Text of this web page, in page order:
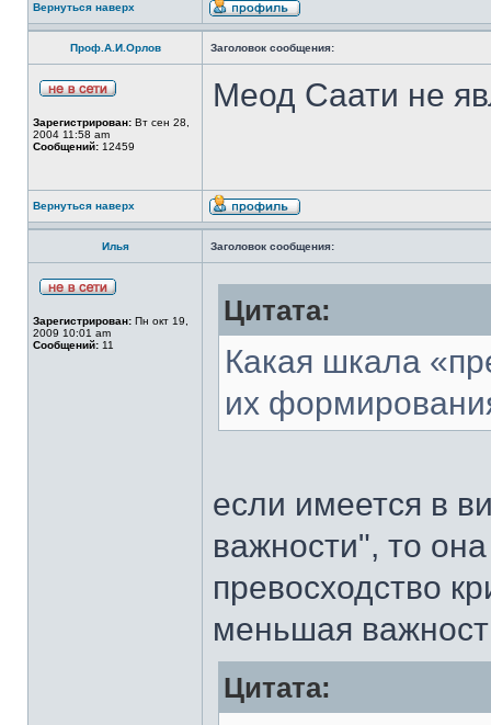
Вернуться наверх
Проф.А.И.Орлов Заголовок сообщения:
Зарегистрирован: Вт сен 28,
2004 11:58 am
Сообщений: 12459
Меод Саати не
Вернуться наверх
Илья Заголовок сообщения:
Зарегистрирован: Пн окт 19,
2009 10:01 am
Сообщений: 11
Цитата:
Какая шкала
их
если имеется в
важности", то
превосходство
меньшая
Цитата: